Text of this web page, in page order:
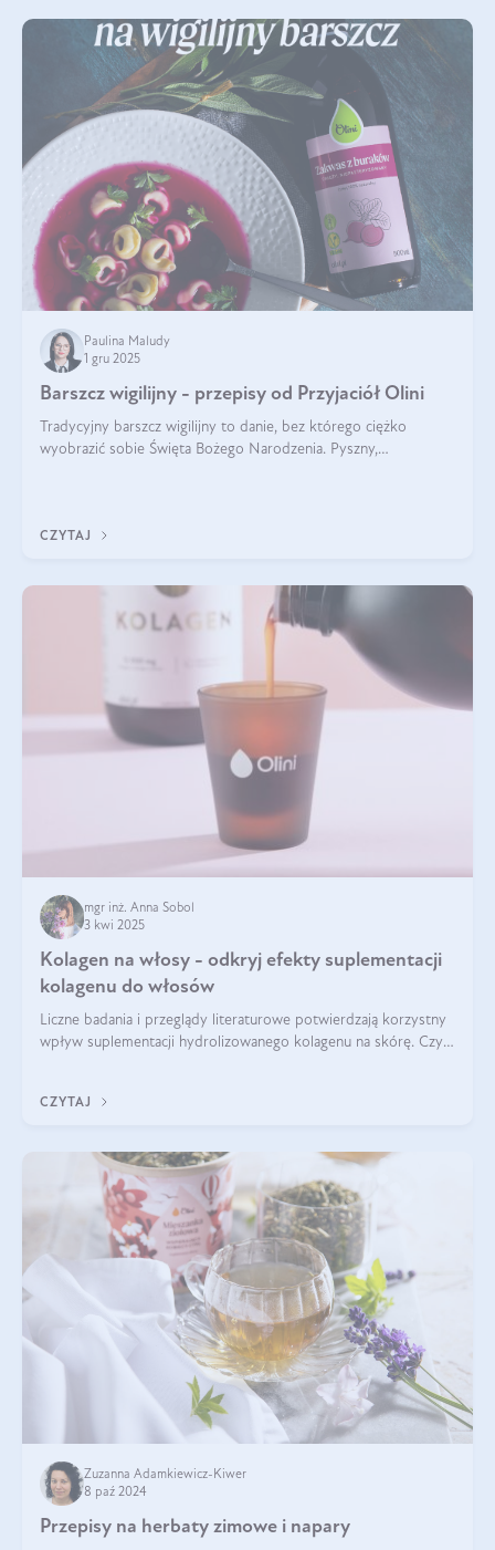
Paulina Maludy
1 gru 2025
Barszcz wigilijny - przepisy od Przyjaciół Olini
Tradycyjny barszcz wigilijny to danie, bez którego ciężko
wyobrazić sobie Święta Bożego Narodzenia. Pyszny,
CZYTAJ
mgr inż. Anna Sobol
3 kwi 2025
Kolagen na włosy - odkryj efekty suplementacji
kolagenu do włosów
Liczne badania i przeglądy literaturowe potwierdzają korzystny
wpływ suplementacji hydrolizowanego kolagenu na skórę. Czy
CZYTAJ
Zuzanna Adamkiewicz-Kiwer
8 paź 2024
Przepisy na herbaty zimowe i napary